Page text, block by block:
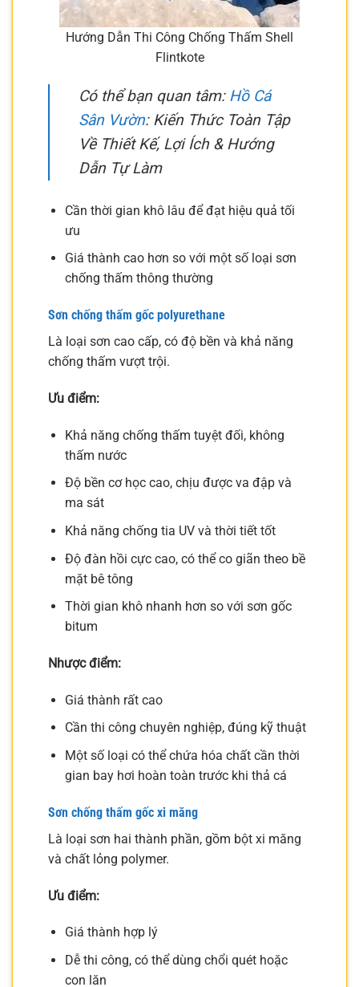
Hướng Dẫn Thi Công Chống Thấm Shell
Flintkote
Có thể bạn quan tâm: Hồ Cá
Sân Vườn: Kiến Thức Toàn Tập
Về Thiết Kế, Lợi Ích & Hướng
Dẫn Tự Làm
Cần thời gian khô lâu để đạt hiệu quả tối
ưu
Giá thành cao hơn so với một số loại sơn
chống thấm thông thường
Sơn chống thấm gốc polyurethane
Là loại sơn cao cấp, có độ bền và khả năng
chống thấm vượt trội.
Ưu điểm:
Khả năng chống thấm tuyệt đối, không
thấm nước
Độ bền cơ học cao, chịu được va đập và
ma sát
Khả năng chống tia UV và thời tiết tốt
Độ đàn hồi cực cao, có thể co giãn theo bề
mặt bê tông
Thời gian khô nhanh hơn so với sơn gốc
bitum
Nhược điểm:
Giá thành rất cao
Cần thi công chuyên nghiệp, đúng kỹ thuật
Một số loại có thể chứa hóa chất cần thời
gian bay hơi hoàn toàn trước khi thả cá
Sơn chống thấm gốc xi măng
Là loại sơn hai thành phần, gồm bột xi măng
và chất lỏng polymer.
Ưu điểm:
Giá thành hợp lý
Dễ thi công, có thể dùng chổi quét hoặc
con lăn